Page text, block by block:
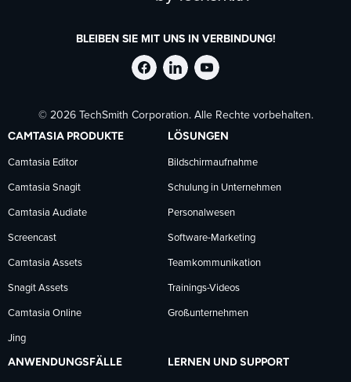
BLEIBEN SIE MIT UNS IN VERBINDUNG!
TechSmith
auf
Facebook
folgen
TechSmith
auf
LinkedIn
folgen
TechSmith
auf
YouTube
© 2026 TechSmith Corporation. Alle Rechte vorbehalten.
CAMTASIA PRODUKTE
Camtasia Editor
Camtasia Snagit
Camtasia Audiate
Screencast
Camtasia Assets
Snagit Assets
Camtasia Online
Jing
LÖSUNGEN
Bildschirmaufnahme
Schulung in Unternehmen
Personalwesen
Software-Marketing
Teamkommunikation
Trainings-Videos
Großunternehmen
ANWENDUNGSFÄLLE LERNEN UND SUPPORT